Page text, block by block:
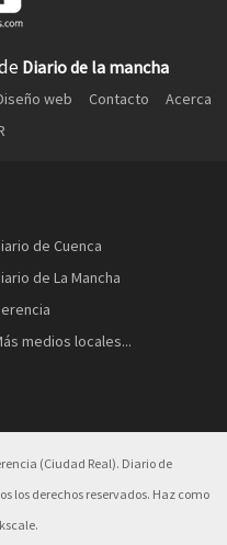
Diario de la mancha
web Contacto
Acerca
de Cuenca
de La Mancha
medios locales...
(Ciudad Real). Diario de
los derechos reservados. Haz como